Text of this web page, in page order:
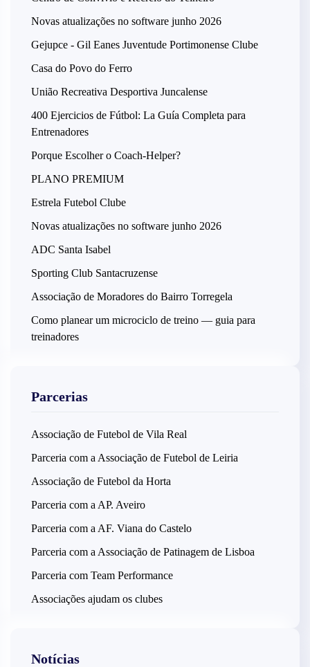
Novas atualizações no software junho 2026
Gejupce - Gil Eanes Juventude Portimonense Clube
Casa do Povo do Ferro
União Recreativa Desportiva Juncalense
400 Ejercicios de Fútbol: La Guía Completa para
Entrenadores
Porque Escolher o Coach-Helper?
PLANO PREMIUM
Estrela Futebol Clube
Novas atualizações no software junho 2026
ADC Santa Isabel
Sporting Club Santacruzense
Associação de Moradores do Bairro Torregela
Como planear um microciclo de treino — guia para
treinadores
Parcerias
Associação de Futebol de Vila Real
Parceria com a Associação de Futebol de Leiria
Associação de Futebol da Horta
Parceria com a AP. Aveiro
Parceria com a AF. Viana do Castelo
Parceria com a Associação de Patinagem de Lisboa
Parceria com Team Performance
Associações ajudam os clubes
Notícias